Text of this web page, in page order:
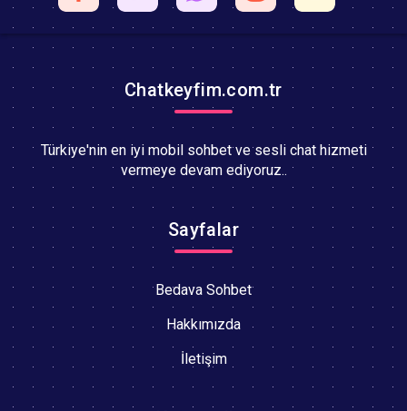
Chatkeyfim.com.tr
Türkiye'nin en iyi mobil sohbet ve sesli chat hizmeti
vermeye devam ediyoruz..
Sayfalar
Bedava Sohbet
Hakkımızda
İletişim